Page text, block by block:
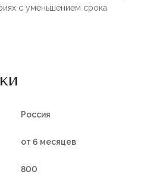
с уменьшением срока
Россия
от 6 месяцев
800